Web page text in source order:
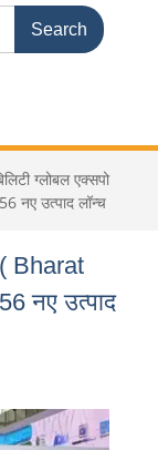
ग्लोबल एक्सपो
उत्पाद लॉन्च
( Bharat
नए उत्पाद